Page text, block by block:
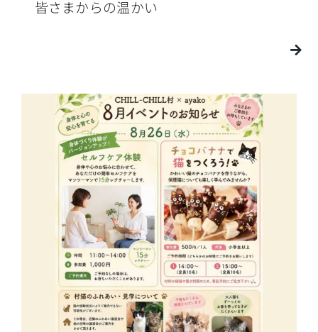
皆さまからの温かい